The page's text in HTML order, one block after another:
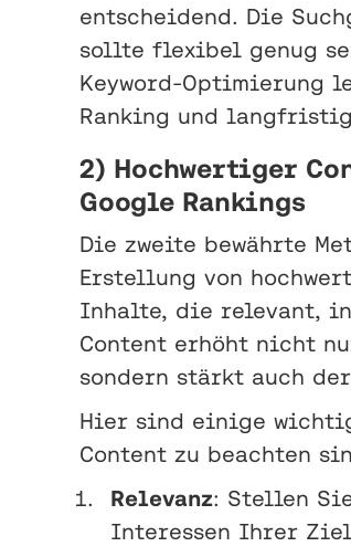
entscheidend. Die
sollte flexibel genug
Keyword-Optimierung
Ranking und
2) Hochwertiger
Google Rankings
Die zweite bewährte
Erstellung von
Inhalte, die relevant,
Content erhöht nicht
sondern stärkt auch
Hier sind einige
Content zu beachten
Relevanz: Stellen
Interessen Ihrer